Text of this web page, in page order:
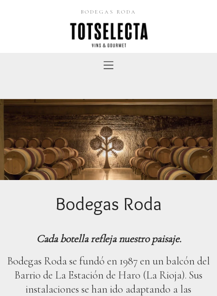
BODEGAS RODA
Bodegas Roda
Cada botella refleja nuestro paisaje.
Bodegas Roda se fundó en 1987 en un balcón del
Barrio de La Estación de Haro (La Rioja). Sus
instalaciones se han ido adaptando a las